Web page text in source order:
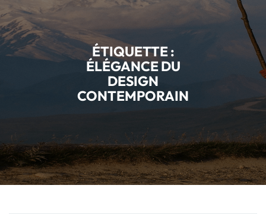
ÉTIQUETTE :
ÉLÉGANCE DU
DESIGN
CONTEMPORAIN